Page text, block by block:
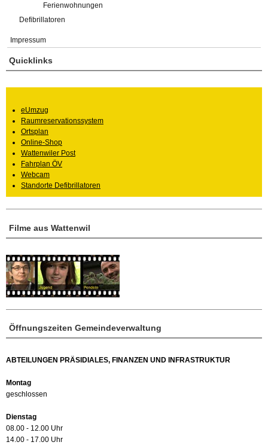
Ferienwohnungen
Defibrillatoren
Impressum
Öffnungszeiten Gemeindeverwaltung
ABTEILUNGEN PRÄSIDIALES, FINANZEN UND INFRASTRUKTUR
Montag
geschlossen
Dienstag
08.00 - 12.00 Uhr
14.00 - 17.00 Uhr
Filme aus Wattenwil
Quicklinks
eUmzug
Raumreservationssystem
Ortsplan
Online-Shop
Wattenwiler Post
Fahrplan ÖV
Webcam
Standorte Defibrillatoren